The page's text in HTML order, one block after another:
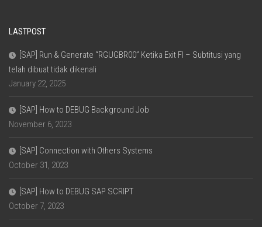
LASTPOST
[SAP] Run & Generate “RGUGBR00” Ketika Exit FI – Subtitusi yang
telah dibuat tidak dikenali
January 22, 2025
[SAP] How to DEBUG Background Job
November 6, 2023
[SAP] Connection with Others Systems
October 31, 2023
[SAP] How to DEBUG SAP SCRIPT
October 7, 2023